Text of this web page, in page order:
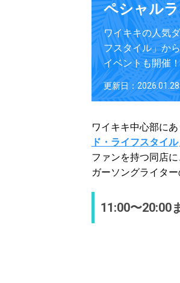
ペシャル
ワイキキの人気
フスタイル」か
イベントも開催！
更新日：2026.01.28
ワイキキ中心部に
ド・ライフスタイル
ファンを持つ同店
ガーソングライタ
11:00〜20:00